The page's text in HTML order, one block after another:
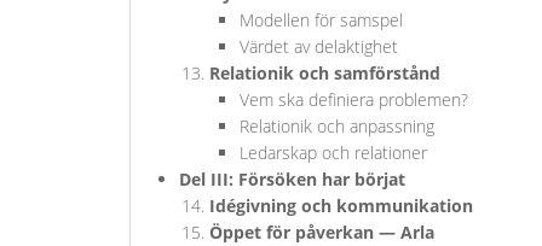
Modellen för samspel
Värdet av delaktighet
Relationik och samförstånd
Vem ska definiera problemen?
Relationik och anpassning
Ledarskap och relationer
Del III: Försöken har börjat
Idégivning och kommunikation
Öppet för påverkan — Arla